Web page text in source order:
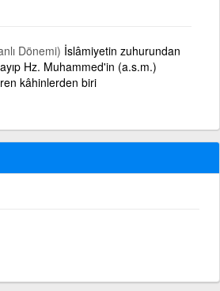
Dönemi) İslâmiyetin zuhurundan
Hz. Muhammed'in (a.s.m.)
kâhinlerden biri